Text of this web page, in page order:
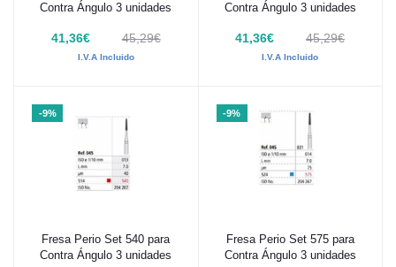
Contra Ángulo 3 unidades
41,36€ 45,29€
I.V.A Incluido
Contra Ángulo 3 unidades
41,36€ 45,29€
I.V.A Incluido
-9%
Añadir al carrito
Fresa Perio Set 540 para
Contra Ángulo 3 unidades
-9%
Añadir al carrito
Fresa Perio Set 575 para
Contra Ángulo 3 unidades